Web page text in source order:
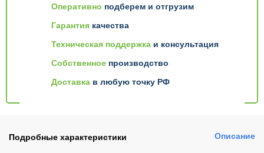
Оперативно подберем и отгрузим
Гарантия качества
Техническая поддержка и консультация
Собственное производство
Доставка в любую точку РФ
Подробные характеристики Описание